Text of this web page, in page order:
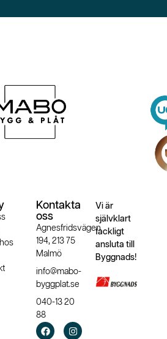
Kontakta
oss
Agnesfridsvägen
194, 213 75
Malmö
info@mabo-
byggplat.se
040-13 20
88
Vi är
självklart
fackligt
ansluta till
Byggnads!